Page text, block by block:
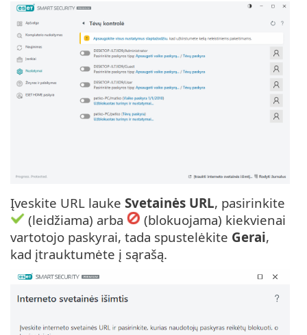
Įveskite URL lauke Svetainės URL, pasirinkite
(leidžiama) arba
(blokuojama) kiekvienai
vartotojo paskyrai, tada spustelėkite Gerai,
kad įtrauktumėte į sąrašą.